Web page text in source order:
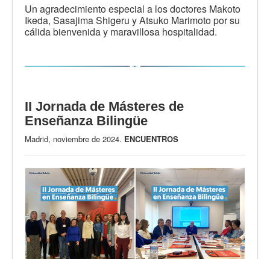
Un agradecimiento especial a los doctores Makoto
Ikeda, Sasajima Shigeru y Atsuko Marimoto por su
cálida bienvenida y maravillosa hospitalidad.
II Jornada de Másteres de
Enseñanza Bilingüe
Madrid, noviembre de 2024. ENCUENTROS